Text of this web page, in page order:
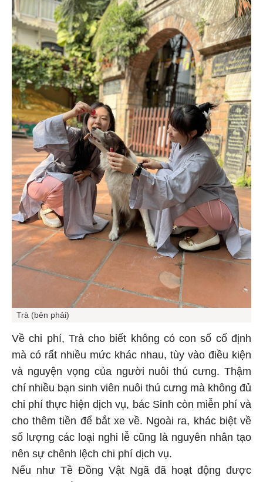
Trà (bên phải)
Về chi phí, Trà cho biết không có con số cố định
mà có rất nhiều mức khác nhau, tùy vào điều kiện
và nguyện vọng của người nuôi thú cưng. Thậm
chí nhiều bạn sinh viên nuôi thú cưng mà không đủ
chi phí thực hiện dịch vụ, bác Sinh còn miễn phí và
cho thêm tiền để bắt xe về. Ngoài ra, khác biệt về
số lượng các loại nghi lễ cũng là nguyên nhân tạo
nên sự chênh lệch chi phí dịch vụ.
Nếu như Tề Đồng Vật Ngã đã hoạt động được